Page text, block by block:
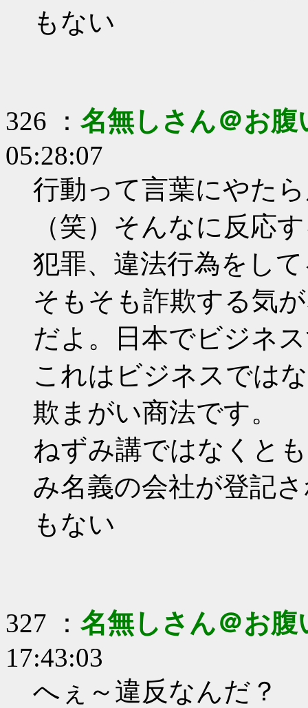
もない
326 ： 名無しさん＠お腹
05:28:07
行動って言葉にやた
（笑）そんなに反応
犯罪、違法行為をし
そもそも詐欺する気
だよ。日本でビジネ
これはビジネスでは
欺まがい商法です。
ねずみ講ではなくと
み名義の会社が登記
もない
327 ： 名無しさん＠お腹
17:43:03
へぇ～違反なんだ？